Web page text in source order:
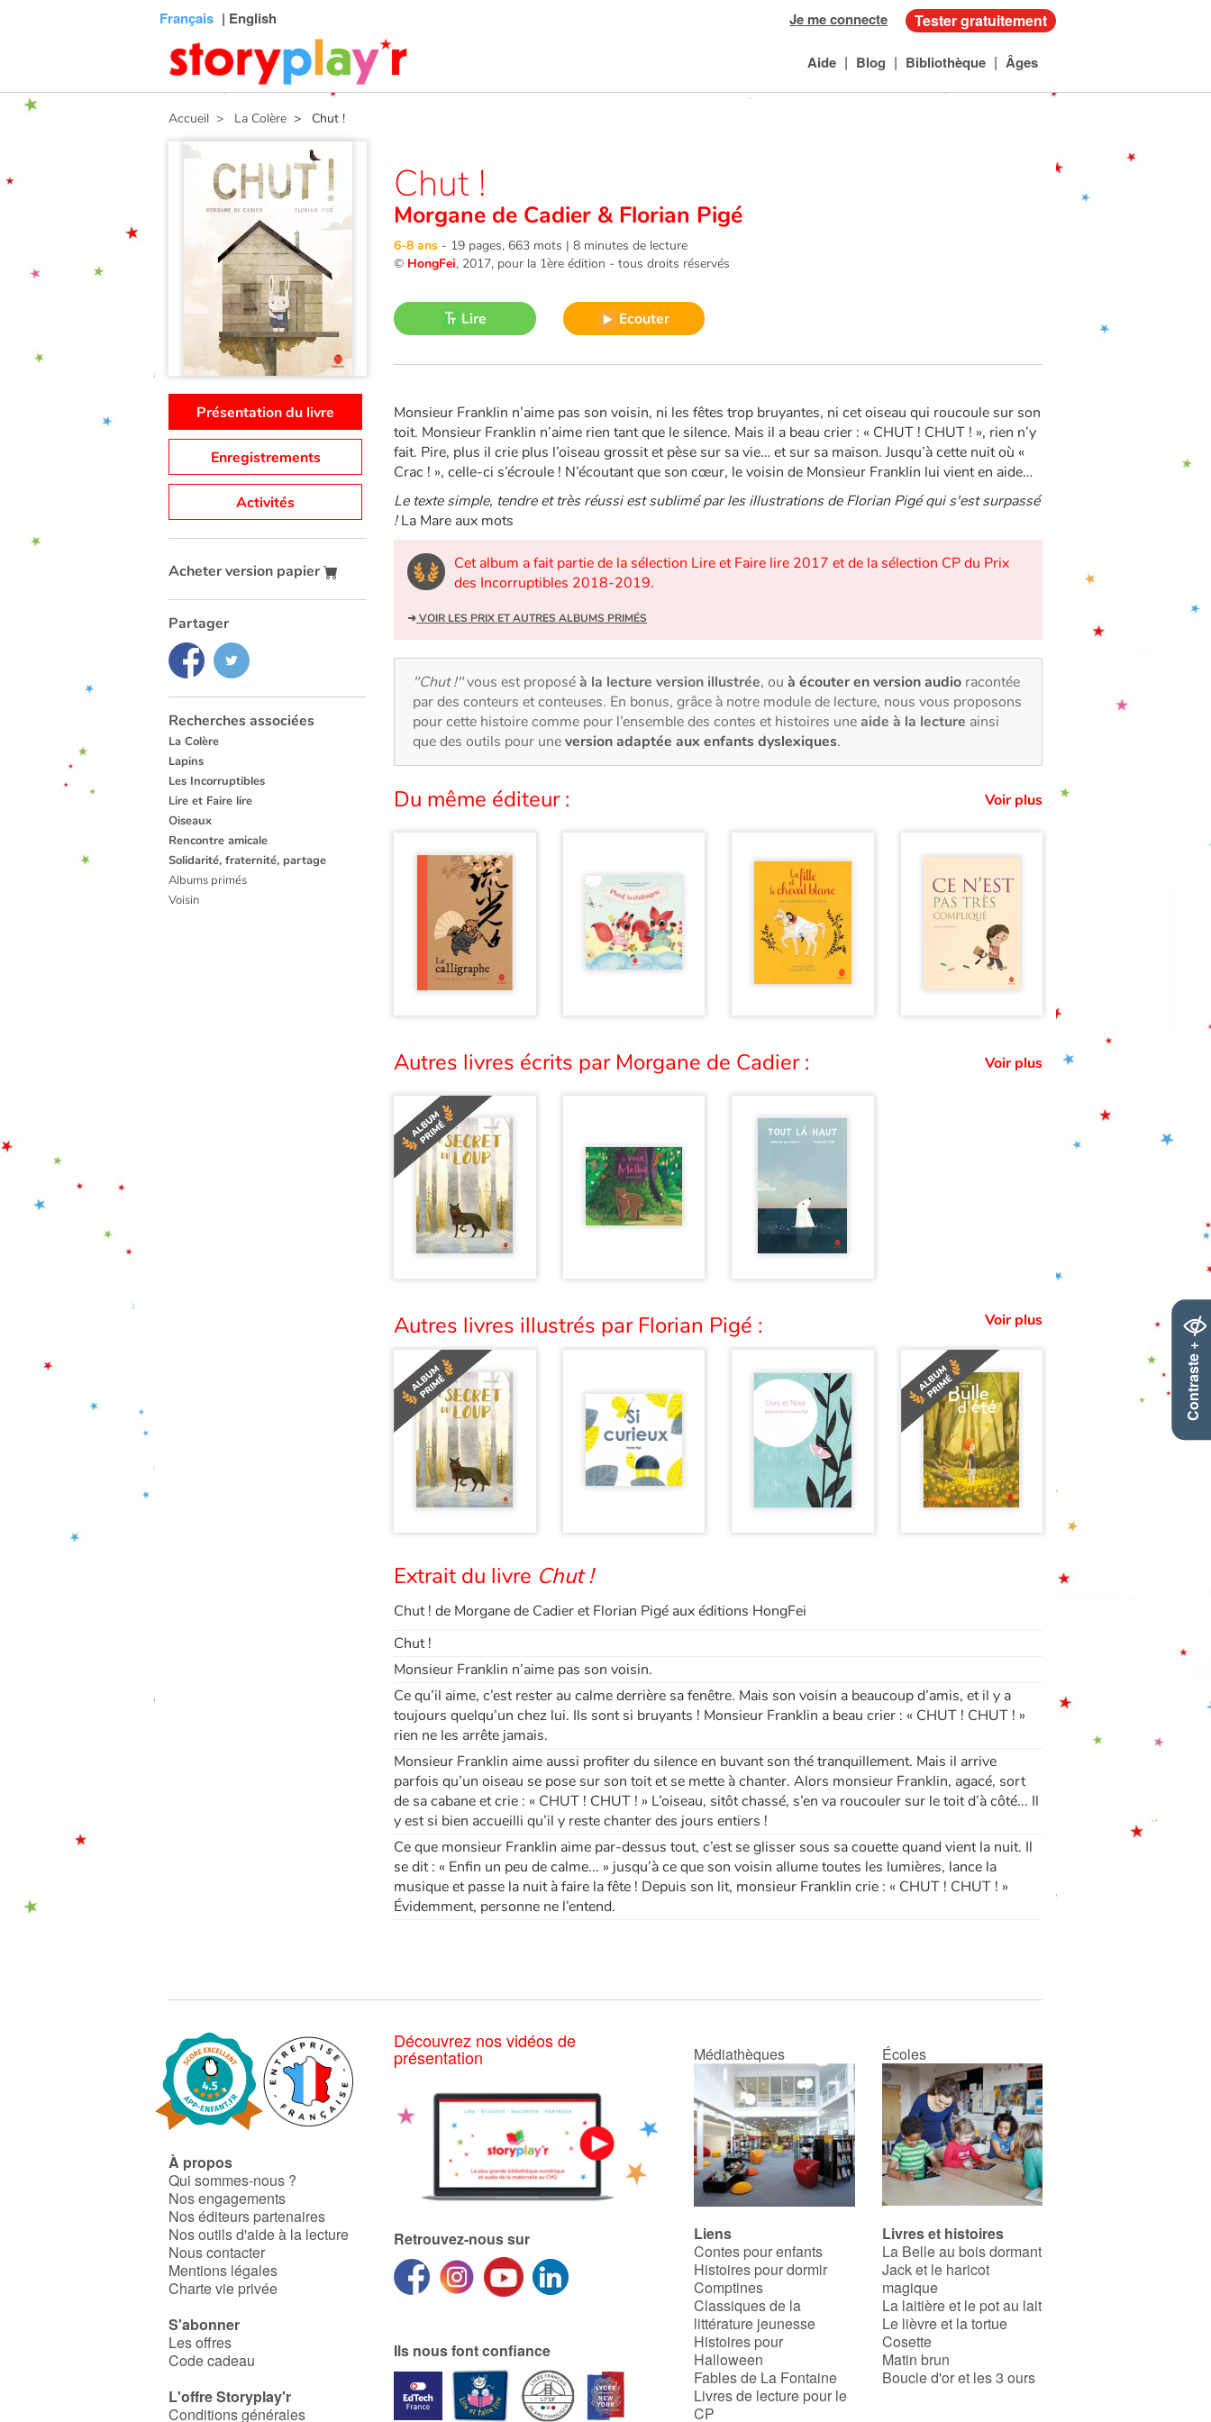
Contraste +
Français | English Je me connecte Tester gratuitement
Aide | Blog | Bibliothèque | Âges
Accueil > La Colère > Chut !
Chut !
Morgane de Cadier & Florian Pigé
6-8 ans - 19 pages, 663 mots | 8 minutes de lecture
© HongFei, 2017, pour la 1ère édition - tous droits réservés
Lire Ecouter
Présentation du livre
Enregistrements
Activités
Acheter version papier
Partager
Recherches associées
La Colère
Lapins
Les Incorruptibles
Lire et Faire lire
Oiseaux
Rencontre amicale
Solidarité, fraternité, partage
Albums primés
Voisin
Monsieur Franklin n’aime pas son voisin, ni les fêtes trop bruyantes, ni cet oiseau qui roucoule sur son
toit. Monsieur Franklin n’aime rien tant que le silence. Mais il a beau crier : « CHUT ! CHUT ! », rien n’y
fait. Pire, plus il crie plus l’oiseau grossit et pèse sur sa vie… et sur sa maison. Jusqu’à cette nuit où «
Crac ! », celle-ci s’écroule ! N’écoutant que son cœur, le voisin de Monsieur Franklin lui vient en aide…
Le texte simple, tendre et très réussi est sublimé par les illustrations de Florian Pigé qui s'est surpassé
!La Mare aux mots
Cet album a fait partie de la sélection Lire et Faire lire 2017 et de la sélection CP du Prix
des Incorruptibles 2018-2019.
➜VOIR LES PRIX ET AUTRES ALBUMS PRIMÉS
"Chut !"vous est proposéà la lecture version illustrée, ou à écouter en version audio racontée
par des conteurs et conteuses. En bonus, grâce à notre module de lecture, nous vous proposons
pour cette histoire comme pour l’ensemble des contes et histoires uneaide à la lecture ainsi
que des outils pour uneversion adaptée aux enfants dyslexiques.
Du même éditeur : Voir plus
Autres livres écrits par Morgane de Cadier : Voir plus
Autres livres illustrés par Florian Pigé : Voir plus
Extrait du livre Chut !
Chut ! de Morgane de Cadier et Florian Pigé aux éditions HongFei
Chut !
Monsieur Franklin n’aime pas son voisin.
Ce qu’il aime, c’est rester au calme derrière sa fenêtre. Mais son voisin a beaucoup d’amis, et il y a
toujours quelqu’un chez lui. Ils sont si bruyants ! Monsieur Franklin a beau crier : « CHUT ! CHUT ! »
rien ne les arrête jamais.
Monsieur Franklin aime aussi profiter du silence en buvant son thé tranquillement. Mais il arrive
parfois qu’un oiseau se pose sur son toit et se mette à chanter. Alors monsieur Franklin, agacé, sort
de sa cabane et crie : « CHUT ! CHUT ! » L’oiseau, sitôt chassé, s’en va roucouler sur le toit d’à côté... Il
y est si bien accueilli qu’il y reste chanter des jours entiers !
Ce que monsieur Franklin aime par-dessus tout, c’est se glisser sous sa couette quand vient la nuit. Il
se dit : « Enfin un peu de calme... » jusqu’à ce que son voisin allume toutes les lumières, lance la
musique et passe la nuit à faire la fête ! Depuis son lit, monsieur Franklin crie : « CHUT ! CHUT ! »
Évidemment, personne ne l’entend.
À propos
Qui sommes-nous ?
Nos engagements
Nos éditeurs partenaires
Nos outils d'aide à la lecture
Nous contacter
Mentions légales
Charte vie privée
S'abonner
Les offres
Code cadeau
L'offre Storyplay'r
Conditions générales
Découvrez nos vidéos de
présentation
Retrouvez-nous sur
Ils nous font confiance
Médiathèques Écoles
Liens
Contes pour enfants
Histoires pour dormir
Comptines
Classiques de la
littérature jeunesse
Histoires pour
Halloween
Fables de La Fontaine
Livres de lecture pour le
CP
Livres et histoires
La Belle au bois dormant
Jack et le haricot
magique
La laitière et le pot au lait
Le lièvre et la tortue
Cosette
Matin brun
Boucle d'or et les 3 ours